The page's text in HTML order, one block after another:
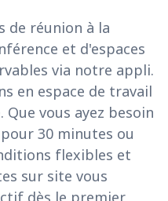
de réunion à la
et d'espaces
via notre appli.
en espace de travail
Que vous ayez besoin
30 minutes ou
flexibles et
sur site vous
dès le premier